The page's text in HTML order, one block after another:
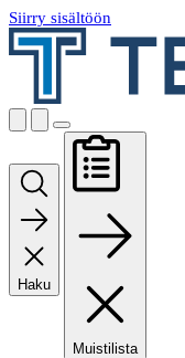
Siirry sisältöön
Haku
Muistilista